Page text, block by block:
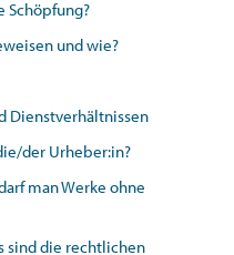
Schöpfung?
und wie?
Dienstverhältnissen
der Urheber:in?
man Werke ohne
sind die rechtlichen